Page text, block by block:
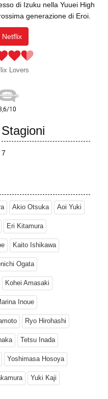
di Izuku nella Yuuei High
generazione di Eroi.
Netflix
Lovers
Stagioni
7
Akio Otsuka Aoi Yuki
Eri Kitamura
Kaito Ishikawa
Ogata
Kohei Amasaki
Inoue
Ryo Hirohashi
Tetsu Inada
Yoshimasa Hosoya
Yuki Kaji